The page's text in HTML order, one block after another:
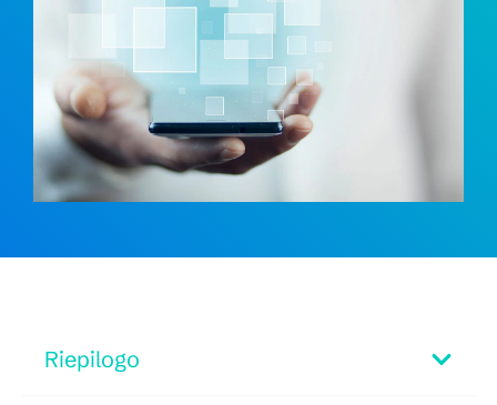
Riepilogo